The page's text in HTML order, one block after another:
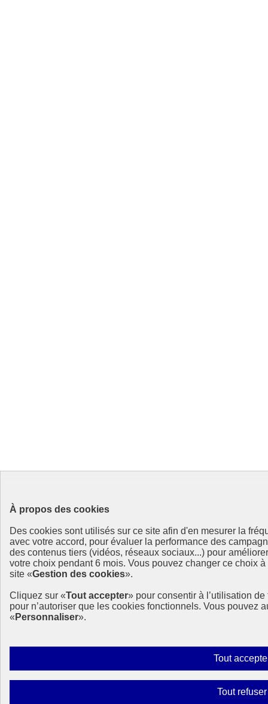
À propos des cookies
Des cookies sont utilisés sur ce site afin d'en mesurer la
avec votre accord, pour évaluer la performance des
des contenus tiers (vidéos, réseaux sociaux...) pour
votre choix pendant 6 mois. Vous pouvez changer ce choix
site «Gestion des cookies».
Cliquez sur «Tout accepter» pour consentir à l’utilisation
pour n’autoriser que les cookies fonctionnels. Vous pouvez
« Personnaliser».
Tout
Tout refuser